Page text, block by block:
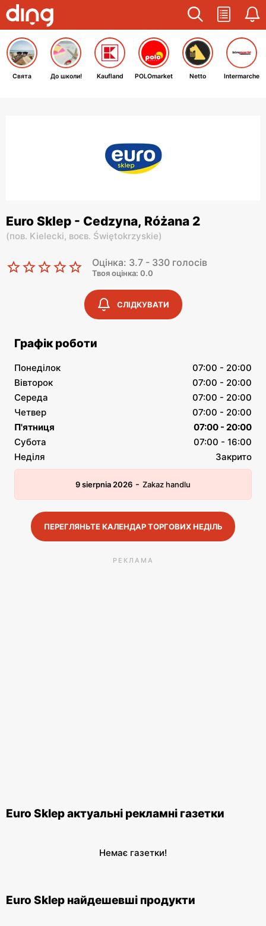
Свята До школи! Kaufland POLOmarket Netto Intermarche
Euro Sklep - Cedzyna, Różana 2
(пов. Kielecki, воєв. Świętokrzyskie)
Оцінка: 3.7 - 330 голосів
Твоя оцінка: 0.0
СЛІДКУВАТИ
Графік роботи
Понеділок
07:00 - 20:00
Вівторок
07:00 - 20:00
Середа
07:00 - 20:00
Четвер
07:00 - 20:00
П'ятниця
07:00 - 20:00
Субота
07:00 - 16:00
Неділя
Закрито
9 sierpnia 2026 - Zakaz handlu
ПЕРЕГЛЯНЬТЕ КАЛЕНДАР ТОРГОВИХ НЕДІЛЬ
РЕКЛАМА
Euro Sklep актуальні рекламні газетки
Немає газетки!
Euro Sklep найдешевші продукти